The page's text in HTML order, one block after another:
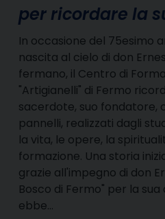
per ricordare la
In occasione del 75esimo
nascita al cielo di don
fermano, il Centro di
"Artigianelli" di Fermo
sacerdote, suo fondatore,
pannelli, realizzati dagli
la vita, le opere, la
formazione. Una storia
grazie all'impegno di don
Bosco di Fermo" per la
ebbe…